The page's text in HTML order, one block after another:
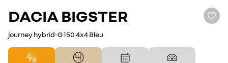
DACIA BIGSTER
journey hybrid-G 150 4x4 Bleu